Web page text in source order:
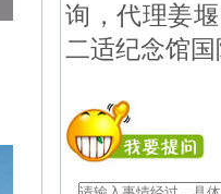
询，代理姜
二适纪念馆